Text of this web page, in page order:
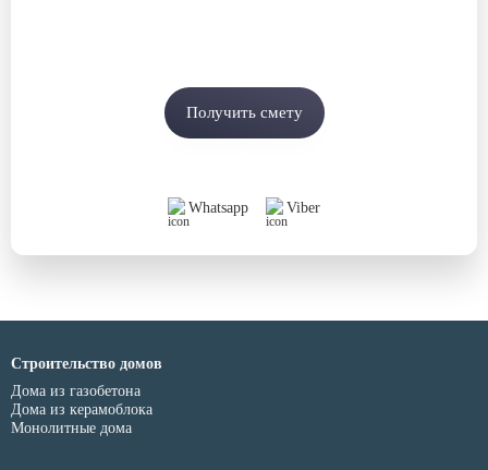
Получить смету
Whatsapp Viber
Строительство домов
Дома из газобетона
Дома из керамоблока
Монолитные дома